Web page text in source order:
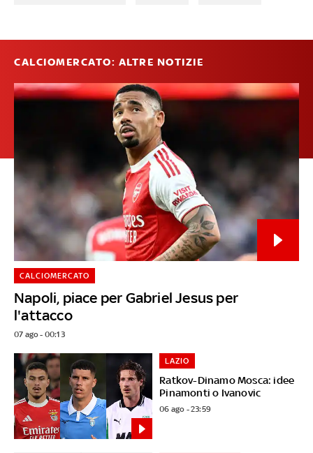
CALCIOMERCATO: ALTRE NOTIZIE
Napoli, piace per Gabriel Jesus per
l'attacco
CALCIOMERCATO
07 ago - 00:13
Ratkov-Dinamo Mosca: idee
Pinamonti o Ivanovic
LAZIO
06 ago - 23:59